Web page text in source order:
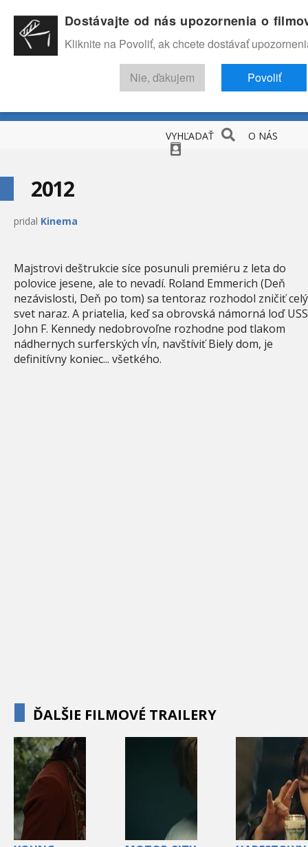
VYHĽADAŤ O NÁS
2012
pridal Kinema
Majstrovi deštrukcie síce posunuli premiéru z leta do
polovice jesene, ale to nevadí. Roland Emmerich (Deň
nezávislosti, Deň po tom) sa tentoraz rozhodol zničiť celý
svet naraz. A priatelia, keď sa obrovská námorná loď USS
John F. Kennedy nedobrovoľne rozhodne pod tlakom
nádhernych surferských vĺn, navštíviť Biely dom, je
definitívny koniec... všetkého.
ĎALŠIE FILMOVÉ TRAILERY
Dostávajte od nás upozornenia o
Kliknite na Povoliť, ak chcete dostávať
Nie, ďakujem Povoliť